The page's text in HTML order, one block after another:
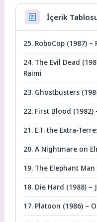
İçerik
25. RoboCop (1987) –
24. The Evil Dead
Raimi
23. Ghostbusters
22. First Blood (1982)
21. E.T. the Extra-
20. A Nightmare on
19. The Elephant
18. Die Hard (1988) –
17. Platoon (1986) –